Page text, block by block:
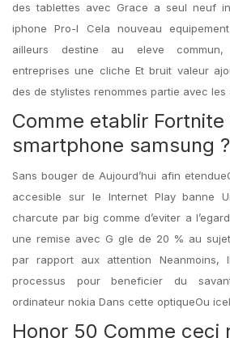
des tablettes avec Grace a seul neuf
iphone Pro-I Cela nouveau equipement
ailleurs destine au eleve commun,
entreprises une cliche Et bruit valeur
des de stylistes renommes partie avec les
Comme etablir Fortnite
smartphone samsung
Sans bouger de Aujourd’hui afin
accesible sur le Internet Play banne
charcute par big comme d’eviter a
une remise avec G gle de 20 % au
par rapport aux attention Neanmoins,
processus pour beneficier du
ordinateur nokia Dans cette optiqueOu
Honor 50 Comme ceci